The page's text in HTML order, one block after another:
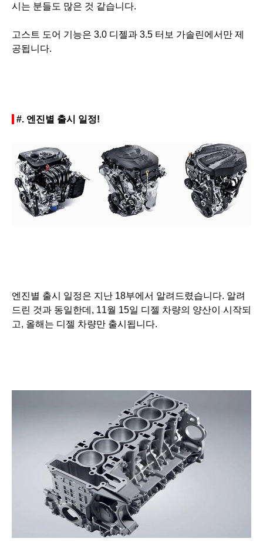
시는 분들도 많은 것 같습니다.
고스트 도어 기능은 3.0 디젤과 3.5 터보 가솔린에서만 제
공됩니다.
#. 엔진별 출시 일정!
엔진별 출시 일정은 지난 18부에서 알려드렸습니다. 알려
드린 것과 동일한데, 11월 15일 디젤 차량의 양산이 시작되
고, 올해는 디젤 차량만 출시됩니다.